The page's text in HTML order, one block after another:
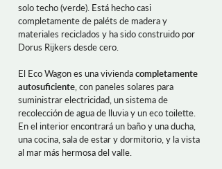
solo techo (verde). Está hecho casi
completamente de paléts de madera y
materiales reciclados y ha sido construido por
Dorus Rijkers desde cero.
El Eco Wagon es una viviendacompletamente
autosuficiente , con paneles solares para
suministrar electricidad, un sistema de
recolección de agua de lluvia y un eco toilette.
En el interior encontrará un baño y una ducha,
una cocina, sala de estar y dormitorio, y la vista
al mar más hermosa del valle.